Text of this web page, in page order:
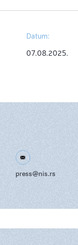
Datum:
07.08.2025.
press@nis.rs